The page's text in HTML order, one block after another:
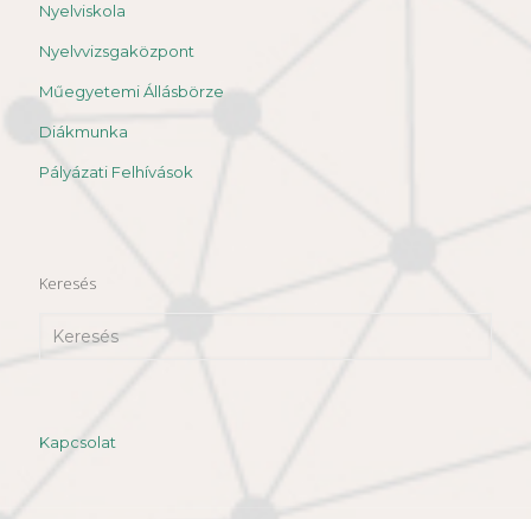
Nyelviskola
Nyelvvizsgaközpont
Műegyetemi Állásbörze
Diákmunka
Pályázati Felhívások
Keresés
Kapcsolat